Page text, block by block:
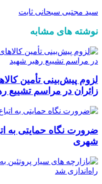
سید مجتبی سبحانی ثابت
نوشته های مشابه
لزوم پیش‌بینی تأمین
زائران در مراسم تشییع
ضرورت نگاه حمایتی به
شهری